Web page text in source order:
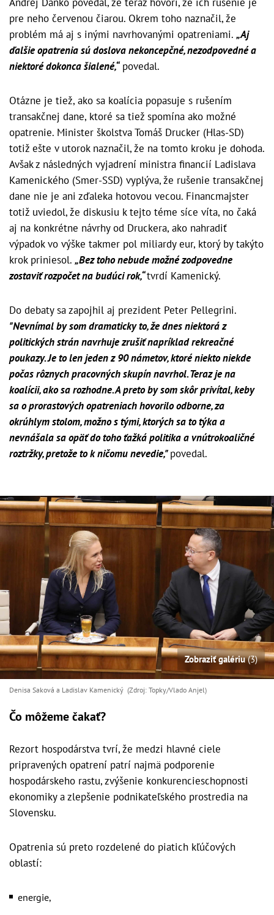
Andrej Danko povedal, že teraz hovorí, že ich rušenie je
pre neho červenou čiarou. Okrem toho naznačil, že
problém má aj s inými navrhovanými opatreniami. „Aj
ďalšie opatrenia sú doslova nekoncepčné, nezodpovedné a
niektoré dokonca šialené,“povedal.
Otázne je tiež, ako sa koalícia popasuje s rušením
transakčnej dane, ktoré sa tiež spomína ako možné
opatrenie. Minister školstva Tomáš Drucker (Hlas-SD)
totiž ešte v utorok naznačil, že na tomto kroku je dohoda.
Avšak z následných vyjadrení ministra financií Ladislava
Kamenického (Smer-SSD) vyplýva, že rušenie transakčnej
dane nie je ani zďaleka hotovou vecou. Financmajster
totiž uviedol, že diskusiu k tejto téme síce víta, no čaká
aj na konkrétne návrhy od Druckera, ako nahradiť
výpadok vo výške takmer pol miliardy eur, ktorý by takýto
krok priniesol. „Bez toho nebude možné zodpovedne
zostaviť rozpočet na budúci rok,“tvrdí Kamenický.
Do debaty sa zapojhil aj prezident Peter Pellegrini.
"Nevnímal by som dramaticky to, že dnes niektorá z
politických strán navrhuje zrušiť napríklad rekreačné
poukazy. Je to len jeden z 90 námetov, ktoré niekto niekde
počas rôznych pracovných skupín navrhol. Teraz je na
koalícii, ako sa rozhodne. A preto by som skôr privítal, keby
sa o prorastových opatreniach hovorilo odborne, za
okrúhlym stolom, možno s tými, ktorých sa to týka a
nevnášala sa opäť do toho ťažká politika a vnútrokoaličné
roztržky, pretože to k ničomu nevedie,"povedal.
Zobraziť galériu(3)
Denisa Saková a Ladislav Kamenický (Zdroj: Topky/Vlado Anjel)
Čo môžeme čakať?
Rezort hospodárstva tvrí, že medzi hlavné ciele
pripravených opatrení patrí najmä podporenie
hospodárskeho rastu, zvýšenie konkurencieschopnosti
ekonomiky a zlepšenie podnikateľského prostredia na
Slovensku.
Opatrenia sú preto rozdelené do piatich kľúčových
oblastí:
energie,